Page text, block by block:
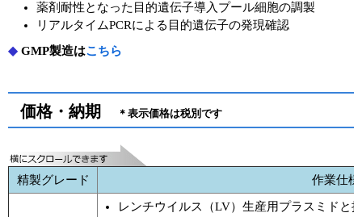
薬剤耐性となった目的遺伝子導入プール細胞の調製
リアルタイムPCRによる目的遺伝子の発現確認
◆ GMP製造はこちら
価格・納期 ＊表示価格は税別です
精製グレード 作業仕様
レンチウイルス（LV）生産用プラスミドと